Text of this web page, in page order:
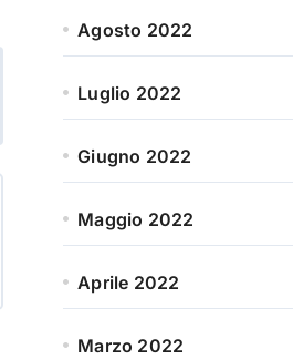
Agosto 2022
Luglio 2022
Giugno 2022
Maggio 2022
Aprile 2022
Marzo 2022